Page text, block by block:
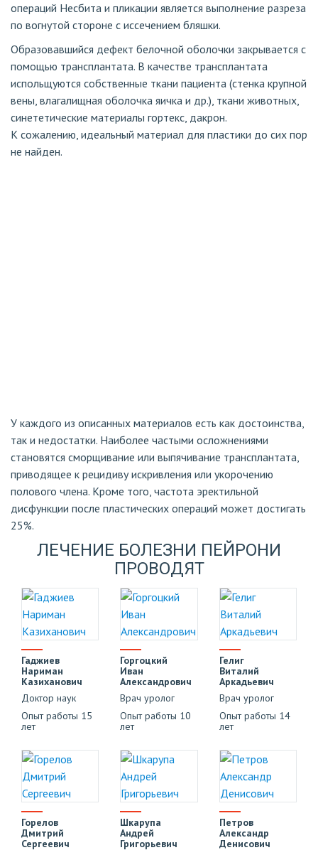
операций Несбита и пликации является выполнение разреза
по вогнутой стороне с иссечением бляшки.
Образовавшийся дефект белочной оболочки закрывается с
помощью трансплантата. В качестве трансплантата
испольщуются собственные ткани пациента (стенка крупной
вены, влагалищная оболочка яичка и др.), ткани животных,
синететические материалы гортекс, дакрон.
К сожалению, идеальный материал для пластики до сих пор
не найден.
У каждого из описанных материалов есть как достоинства,
так и недостатки. Наиболее частыми осложнениями
становятся сморщивание или выпячивание трансплантата,
приводящее к рецидиву искривления или укорочению
полового члена. Кроме того, частота эректильной
дисфункции после пластических операций может достигать
25%.
ЛЕЧЕНИЕ БОЛЕЗНИ ПЕЙРОНИ
ПРОВОДЯТ
Гаджиев
Нариман
Казиханович
Доктор наук
Опыт работы 15
лет
Горгоцкий
Иван
Александрович
Врач уролог
Опыт работы 10
лет
Гелиг
Виталий
Аркадьевич
Врач уролог
Опыт работы 14
лет
Горелов
Дмитрий
Сергеевич
Шкарупа
Андрей
Григорьевич
Петров
Александр
Денисович